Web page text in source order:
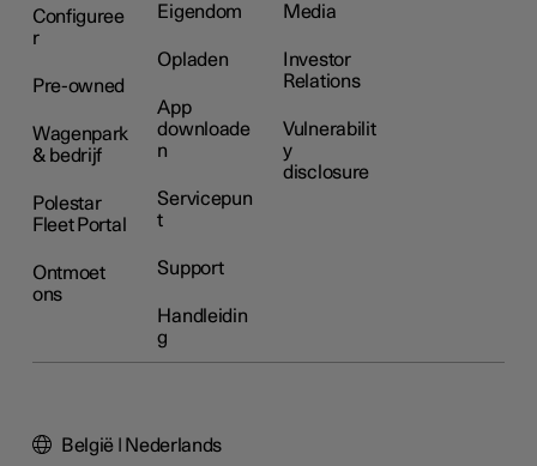
Configuree
r
Pre-owned
Wagenpark
& bedrijf
Polestar
Fleet Portal
Ontmoet
ons
Eigendom
Opladen
App
downloade
n
Servicepun
t
Support
Handleidin
g
Media
Investor
Relations
Vulnerabilit
y
disclosure
België | Nederlands